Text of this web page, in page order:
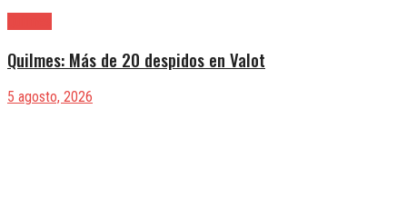
Quilmes: Más de 20 despidos en Valot
5 agosto, 2026